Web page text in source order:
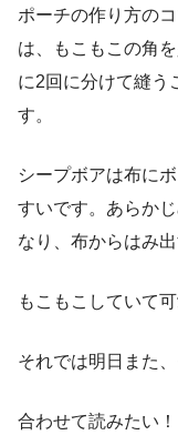
ポーチの作り方の
は、もこもこの角
に2回に分けて縫う
す。
シープボアは布に
すいです。あらか
なり、布からはみ
もこもこしていて
それでは明日また
合わせて読みたい！